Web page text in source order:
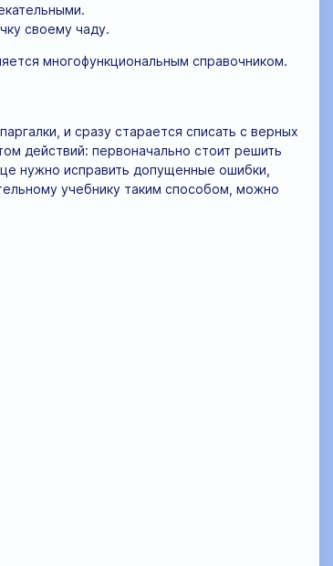
своему чаду.
многофункциональным справочником.
и сразу старается списать с верных
действий: первоначально стоит решить
нужно исправить допущенные ошибки,
учебнику таким способом, можно